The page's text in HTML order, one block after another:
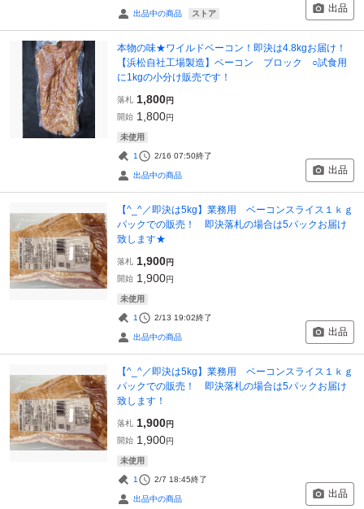
出品中の商品 ストア 出品
本物の味★ワイルドベーコン！即決は4.8kgお届け！
【浜松自社工場製造】ベーコン ブロック ○試食用
に1kgの小分け販売です！
落札 1,800円
開始 1,800円
未使用
1 2/16 07:50終了
出品中の商品 出品
【^_^／即決は5kg】業務用 ベーコンスライス１ｋｇ
パックでの販売！ 即決落札の場合は5パックお届け
致します★
落札 1,900円
開始 1,900円
未使用
1 2/13 19:02終了
出品中の商品 出品
【^_^／即決は5kg】業務用 ベーコンスライス１ｋｇ
パックでの販売！ 即決落札の場合は5パックお届け
致します！
落札 1,900円
開始 1,900円
未使用
1 2/7 18:45終了
出品中の商品 出品